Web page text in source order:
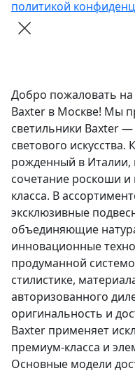
политикой
Добро пожаловать
Baxter в Москве! Мы
светильники Baxter
светового
рожденный в
сочетание роскоши
класса. В
эксклюзивные
объединяющие
инновационные
продуманной
стилистике,
авторизованного
оригинальность и
Baxter применяет
премиум-класса и
Основные модели